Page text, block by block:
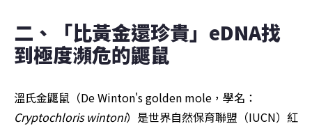
二、「比黃金還珍貴」eDNA找
到極度瀕危的鼴鼠
溫氏金鼴鼠（De Winton's golden mole，學名：
Cryptochloris wintoni）是世界自然保育聯盟（IUCN）紅